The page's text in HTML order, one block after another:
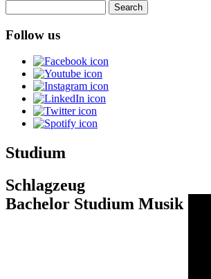
Follow us
Studium
Schlagzeug
Bachelor Studium Musik